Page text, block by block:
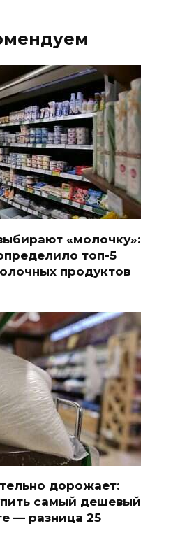
«молочку»:
топ-5
продуктов
дорожает:
самый дешевый
— разница 25